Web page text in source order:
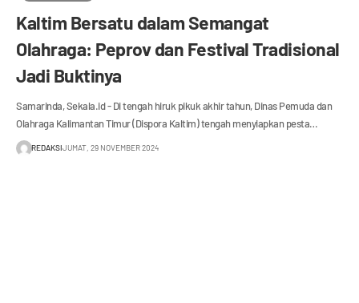
Kaltim Bersatu dalam Semangat
Olahraga: Peprov dan Festival Tradisional
Jadi Buktinya
Samarinda, Sekala.id - Di tengah hiruk pikuk akhir tahun, Dinas Pemuda dan
Olahraga Kalimantan Timur (Dispora Kaltim) tengah menyiapkan pesta…
REDAKSIJUMAT, 29 NOVEMBER 2024